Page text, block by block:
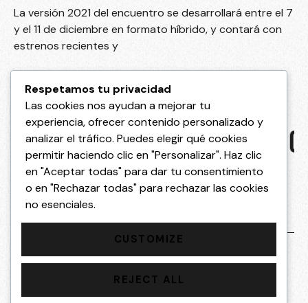
La versión 2021 del encuentro se desarrollará entre el 7
y el 11 de diciembre en formato híbrido, y contará con
estrenos recientes y
✦ EL CINE QUE
info@festival
cineiquique.c
om
Inicio
Facebook
Respetamos tu privacidad
Las cookies nos ayudan a mejorar tu
experiencia, ofrecer contenido personalizado y
analizar el tráfico. Puedes elegir qué cookies
permitir haciendo clic en "Personalizar". Haz clic
en "Aceptar todas" para dar tu consentimiento
o en "Rechazar todas" para rechazar las cookies
no esenciales.
CUSTOMIZE
REJECT ALL